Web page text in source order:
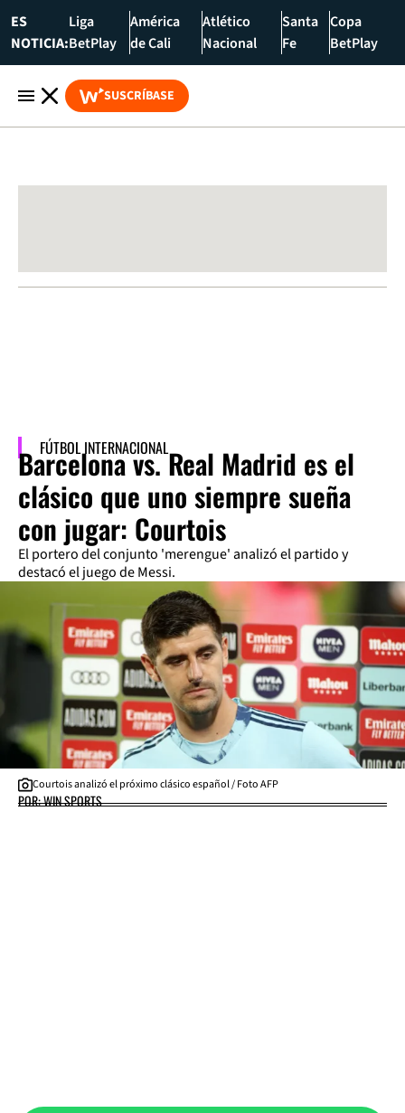
ES
NOTICIA:
Liga
BetPlay
América
de Cali
Atlético
Nacional
Santa
Fe
Copa
BetPlay
SUSCRÍBASE
FÚTBOL INTERNACIONAL
Barcelona vs. Real Madrid es el
clásico que uno siempre sueña
con jugar: Courtois
El portero del conjunto 'merengue' analizó el partido y
destacó el juego de Messi.
Courtois analizó el próximo clásico español / Foto AFP
POR: WIN SPORTS